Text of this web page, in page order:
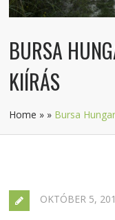
BURSA
KIÍRÁS
Home » » Bursa
OKTÓBER 5,